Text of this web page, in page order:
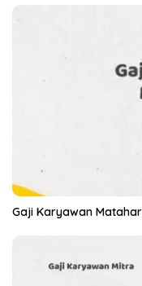
Gaji Karyawan